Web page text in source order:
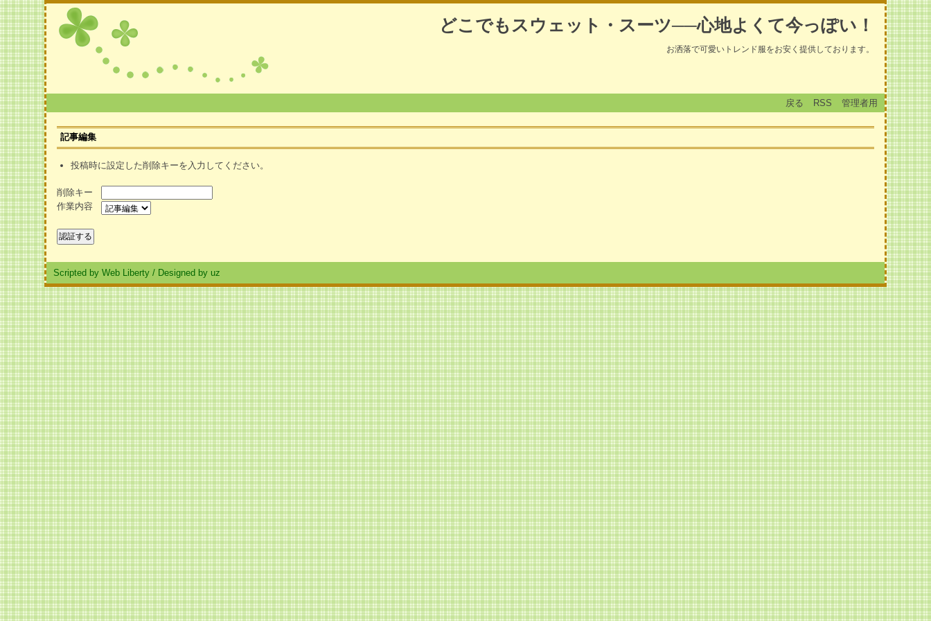
どこでもスウェット・スーツ──心地よくて今っぽい！
お洒落で可愛いトレンド服をお安く提供しております。
戻る RSS 管理者用
記事編集
投稿時に設定した削除キーを入力してください。
削除キー
作業内容
Scripted by Web Liberty / Designed by uz